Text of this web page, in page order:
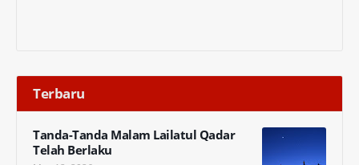
Terbaru
Tanda-Tanda Malam Lailatul Qadar
Telah Berlaku